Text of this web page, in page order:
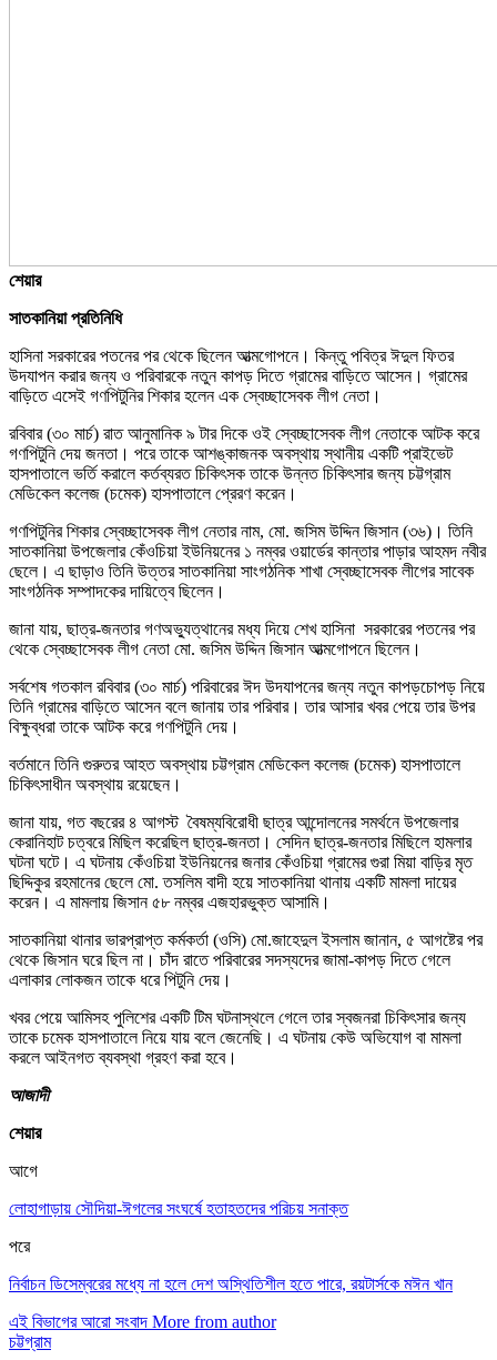
শেয়ার
সাতকানিয়া প্রতিনিধি
হাসিনা সরকারের পতনের পর থেকে ছিলেন আত্মগোপনে। কিন্তু পবিত্র ঈদুল ফিতর
উদযাপন করার জন্য ও পরিবারকে নতুন কাপড় দিতে গ্রামের বাড়িতে আসেন। গ্রামের
বাড়িতে এসেই গণপিটুনির শিকার হলেন এক স্বেচ্ছাসেবক লীগ নেতা।
রবিবার (৩০ মার্চ) রাত আনুমানিক ৯ টার দিকে ওই স্বেচ্ছাসেবক লীগ নেতাকে আটক করে
গণপিটুনি দেয় জনতা। পরে তাকে আশঙ্কাজনক অবস্থায় স্থানীয় একটি প্রাইভেট
হাসপাতালে ভর্তি করালে কর্তব্যরত চিকিৎসক তাকে উন্নত চিকিৎসার জন্য চট্টগ্রাম
মেডিকেল কলেজ (চমেক) হাসপাতালে প্রেরণ করেন।
গণপিটুনির শিকার স্বেচ্ছাসেবক লীগ নেতার নাম, মো. জসিম উদ্দিন জিসান (৩৬)। তিনি
সাতকানিয়া উপজেলার কেঁওচিয়া ইউনিয়নের ১ নম্বর ওয়ার্ডের কান্তার পাড়ার আহমদ নবীর
ছেলে। এ ছাড়াও তিনি উত্তর সাতকানিয়া সাংগঠনিক শাখা স্বেচ্ছাসেবক লীগের সাবেক
সাংগঠনিক সম্পাদকের দায়িত্বে ছিলেন।
জানা যায়, ছাত্র-জনতার গণঅভ্যুত্থানের মধ্য দিয়ে শেখ হাসিনা সরকারের পতনের পর
থেকে স্বেচ্ছাসেবক লীগ নেতা মো. জসিম উদ্দিন জিসান আত্মগোপনে ছিলেন।
সর্বশেষ গতকাল রবিবার (৩০ মার্চ) পরিবারের ঈদ উদযাপনের জন্য নতুন কাপড়চোপড় নিয়ে
তিনি গ্রামের বাড়িতে আসেন বলে জানায় তার পরিবার। তার আসার খবর পেয়ে তার উপর
বিক্ষুব্ধরা তাকে আটক করে গণপিটুনি দেয়।
বর্তমানে তিনি গুরুতর আহত অবস্থায় চট্টগ্রাম মেডিকেল কলেজ (চমেক) হাসপাতালে
চিকিৎসাধীন অবস্থায় রয়েছেন।
জানা যায়, গত বছরের ৪ আগস্ট বৈষম্যবিরোধী ছাত্র আন্দোলনের সমর্থনে উপজেলার
কেরানিহাট চত্বরে মিছিল করেছিল ছাত্র-জনতা। সেদিন ছাত্র-জনতার মিছিলে হামলার
ঘটনা ঘটে। এ ঘটনায় কেঁওচিয়া ইউনিয়নের জনার কেঁওচিয়া গ্রামের গুরা মিয়া বাড়ির মৃত
ছিদ্দিকুর রহমানের ছেলে মো. তসলিম বাদী হয়ে সাতকানিয়া থানায় একটি মামলা দায়ের
করেন। এ মামলায় জিসান ৫৮ নম্বর এজহারভুক্ত আসামি।
সাতকানিয়া থানার ভারপ্রাপ্ত কর্মকর্তা (ওসি) মো.জাহেদুল ইসলাম জানান, ৫ আগষ্টের পর
থেকে জিসান ঘরে ছিল না। চাঁদ রাতে পরিবারের সদস্যদের জামা-কাপড় দিতে গেলে
এলাকার লোকজন তাকে ধরে পিটুনি দেয়।
খবর পেয়ে আমিসহ পুলিশের একটি টিম ঘটনাস্থলে গেলে তার স্বজনরা চিকিৎসার জন্য
তাকে চমেক হাসপাতালে নিয়ে যায় বলে জেনেছি। এ ঘটনায় কেউ অভিযোগ বা মামলা
করলে আইনগত ব্যবস্থা গ্রহণ করা হবে।
আজাদী
শেয়ার
আগে
লোহাগাড়ায় সৌদিয়া-ঈগলের সংঘর্ষে হতাহতদের পরিচয় সনাক্ত
পরে
নির্বাচন ডিসেম্বরের মধ্যে না হলে দেশ অস্থিতিশীল হতে পারে, রয়টার্সকে মঈন খান
এই বিভাগের আরো সংবাদ More from author
চট্টগ্রাম